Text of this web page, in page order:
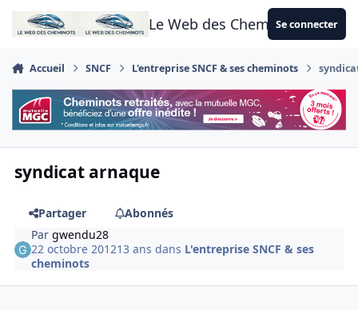
Aller au contenu
Le Web des CheminotsSe connecter
Accueil SNCF L'entreprise SNCF & ses cheminots
syndicat arnaque
Partager
Abonnés
Pargwendu28
22 octobre 201213 ans dans L'entreprise SNCF & ses
cheminots